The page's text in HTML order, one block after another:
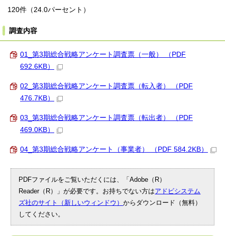
120件（24.0パーセント）
調査内容
01_第3期総合戦略アンケート調査票（一般） （PDF
692.6KB）
02_第3期総合戦略アンケート調査票（転入者） （PDF
476.7KB）
03_第3期総合戦略アンケート調査票（転出者） （PDF
469.0KB）
04_第3期総合戦略アンケート（事業者） （PDF 584.2KB）
PDFファイルをご覧いただくには、「Adobe（R）
Reader（R）」が必要です。お持ちでない方はアドビシステム
ズ社のサイト（新しいウィンドウ）からダウンロード（無料）
してください。